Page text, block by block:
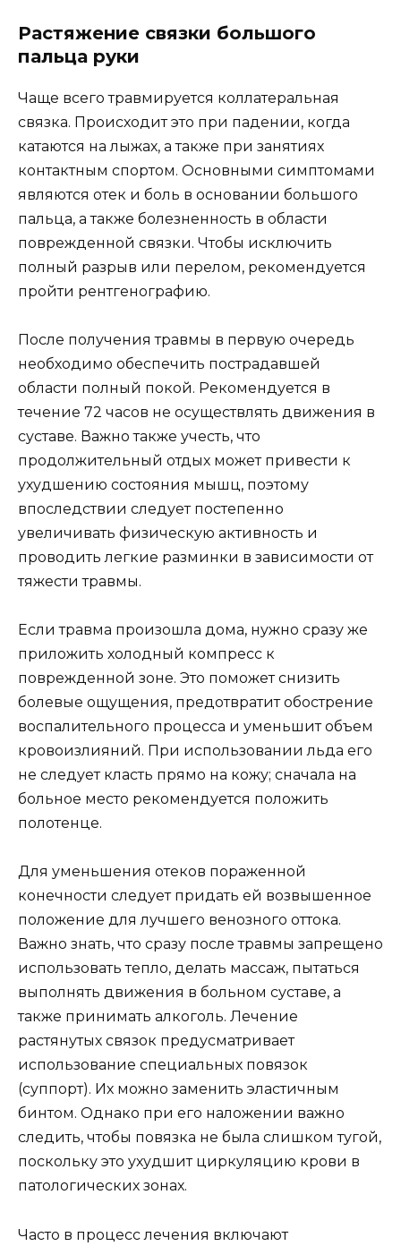
Растяжение связки большого
пальца руки
Чаще всего травмируется коллатеральная
связка. Происходит это при падении, когда
катаются на лыжах, а также при занятиях
контактным спортом. Основными симптомами
являются отек и боль в основании большого
пальца, а также болезненность в области
поврежденной связки. Чтобы исключить
полный разрыв или перелом, рекомендуется
пройти рентгенографию.
После получения травмы в первую очередь
необходимо обеспечить пострадавшей
области полный покой. Рекомендуется в
течение 72 часов не осуществлять движения в
суставе. Важно также учесть, что
продолжительный отдых может привести к
ухудшению состояния мышц, поэтому
впоследствии следует постепенно
увеличивать физическую активность и
проводить легкие разминки в зависимости от
тяжести травмы.
Если травма произошла дома, нужно сразу же
приложить холодный компресс к
поврежденной зоне. Это поможет снизить
болевые ощущения, предотвратит обострение
воспалительного процесса и уменьшит объем
кровоизлияний. При использовании льда его
не следует класть прямо на кожу; сначала на
больное место рекомендуется положить
полотенце.
Для уменьшения отеков пораженной
конечности следует придать ей возвышенное
положение для лучшего венозного оттока.
Важно знать, что сразу после травмы запрещено
использовать тепло, делать массаж, пытаться
выполнять движения в больном суставе, а
также принимать алкоголь. Лечение
растянутых связок предусматривает
использование специальных повязок
(суппорт). Их можно заменить эластичным
бинтом. Однако при его наложении важно
следить, чтобы повязка не была слишком тугой,
поскольку это ухудшит циркуляцию крови в
патологических зонах.
Часто в процесс лечения включают